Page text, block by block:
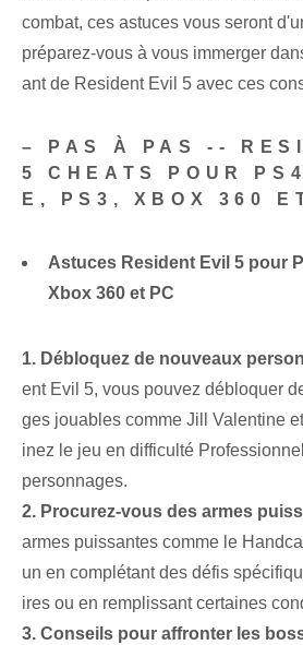
combat, ces astuces vous seront
préparez-vous à vous immerger
ant de Resident Evil 5 avec ces
– PAS À PAS --
5 CHEATS POUR
E, PS3, XBOX 360
Astuces Resident Evil 5 pour
Xbox 360 et PC
1. Débloquez de nouveaux
ent ‍Evil 5, vous pouvez débloquer
ges jouables comme Jill Valentine
inez le jeu en difficulté
personnages.
2. Procurez-vous des armes
armes puissantes comme le
un en complétant des défis
ires ou en remplissant certaines
3. Conseils pour affronter les